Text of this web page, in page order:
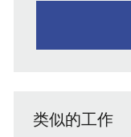
类似的工作